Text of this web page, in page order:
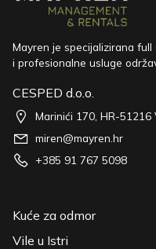
Mayren je specijalizirana
i profesionalne usluge
CESPED d.o.o.
Marinići 170, HR-51216
miren@mayren.hr
+385 91 767 5098
Kuće za odmor
Vile u Istri